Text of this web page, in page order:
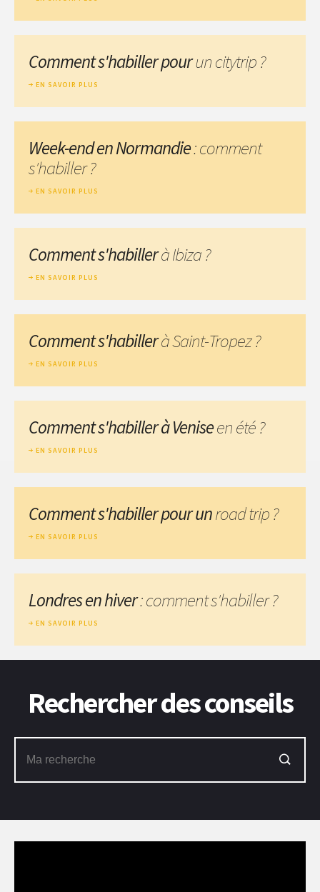
Comment s'habiller pourun citytrip ?
EN SAVOIR PLUS
Week-end en Normandie: comment
s'habiller ?
EN SAVOIR PLUS
Comment s'habillerà Ibiza ?
EN SAVOIR PLUS
Comment s'habillerà Saint-Tropez ?
EN SAVOIR PLUS
Comment s'habiller à Veniseen été ?
EN SAVOIR PLUS
Comment s'habiller pour unroad trip ?
EN SAVOIR PLUS
Londres en hiver: comment s'habiller ?
EN SAVOIR PLUS
Rechercher des conseils